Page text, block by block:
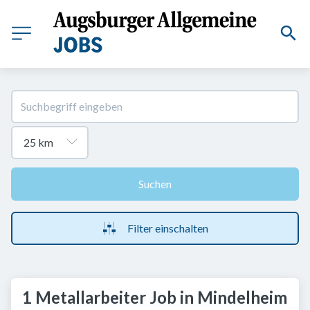
Suchen
Filter einschalten
1 Metallarbeiter Job in Mindelheim